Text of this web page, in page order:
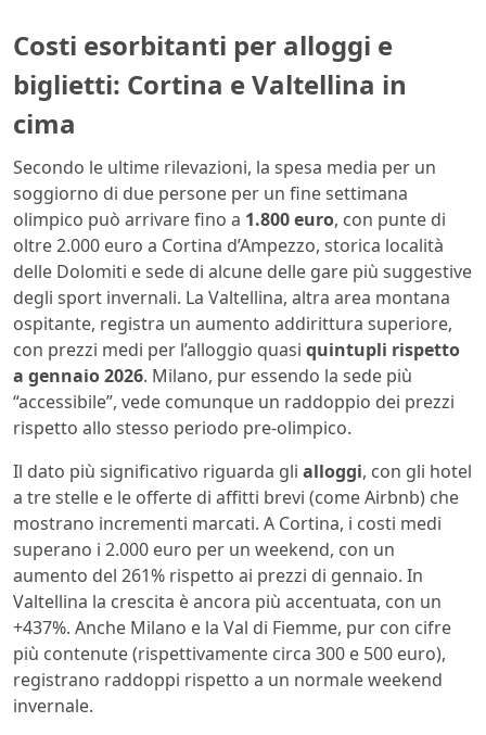
Costi esorbitanti per alloggi e
biglietti: Cortina e Valtellina in
cima
Secondo le ultime rilevazioni, la spesa media per un
soggiorno di due persone per un fine settimana
olimpico può arrivare fino a 1.800 euro, con punte di
oltre 2.000 euro a Cortina d’Ampezzo, storica località
delle Dolomiti e sede di alcune delle gare più suggestive
degli sport invernali. La Valtellina, altra area montana
ospitante, registra un aumento addirittura superiore,
con prezzi medi per l’alloggio quasi quintupli rispetto
a gennaio 2026. Milano, pur essendo la sede più
“accessibile”, vede comunque un raddoppio dei prezzi
rispetto allo stesso periodo pre-olimpico.
Il dato più significativo riguarda gli alloggi, con gli hotel
a tre stelle e le offerte di affitti brevi (come Airbnb) che
mostrano incrementi marcati. A Cortina, i costi medi
superano i 2.000 euro per un weekend, con un
aumento del 261% rispetto ai prezzi di gennaio. In
Valtellina la crescita è ancora più accentuata, con un
+437%. Anche Milano e la Val di Fiemme, pur con cifre
più contenute (rispettivamente circa 300 e 500 euro),
registrano raddoppi rispetto a un normale weekend
invernale.